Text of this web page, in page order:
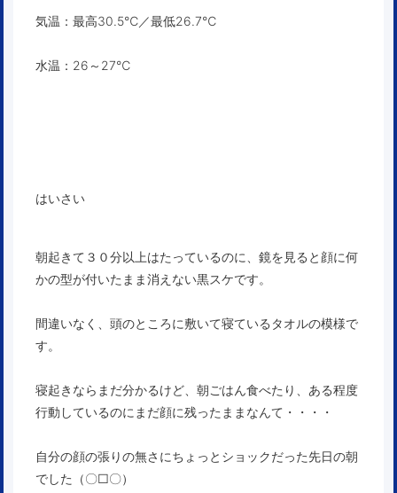
気温：最高30.5℃／最低26.7℃
水温：26～27℃
はいさい
朝起きて３０分以上はたっているのに、鏡を見ると顔に何
かの型が付いたまま消えない黒スケです。
間違いなく、頭のところに敷いて寝ているタオルの模様で
す。
寝起きならまだ分かるけど、朝ごはん食べたり、ある程度
行動しているのにまだ顔に残ったままなんて・・・・
自分の顔の張りの無さにちょっとショックだった先日の朝
でした（〇□〇）